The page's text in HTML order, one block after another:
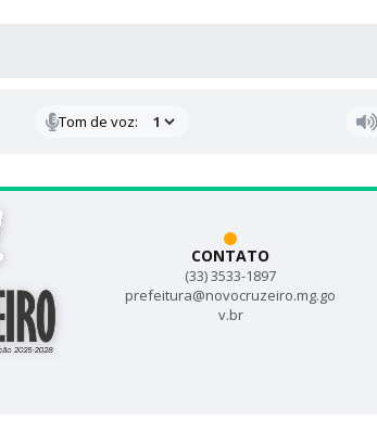
Tom de voz:
CONTATO
(33) 3533-1897
prefeitura@novocruzeiro.mg.go
v.br